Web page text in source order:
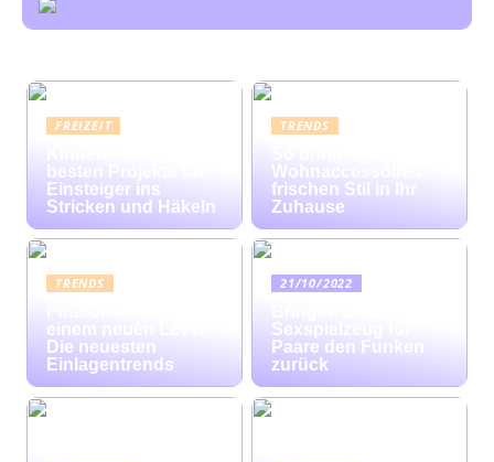
FREIZEIT
besten Projekte für
Einsteiger ins
Stricken und Häkeln
TRENDS
Wohnaccessoires
frischen Stil in Ihr
Zuhause
TRENDS
einem neuen Level:
Die neuesten
Einlagentrends
21/10/2022
Sexspielzeug für
Paare den Funken
zurück